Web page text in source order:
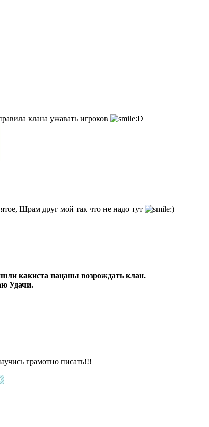
клана ужавать игроков
Шрам друг мой так что не надо тут
какиєта пацаны возрождать клан.
Удачи.
грамотно писать!!!